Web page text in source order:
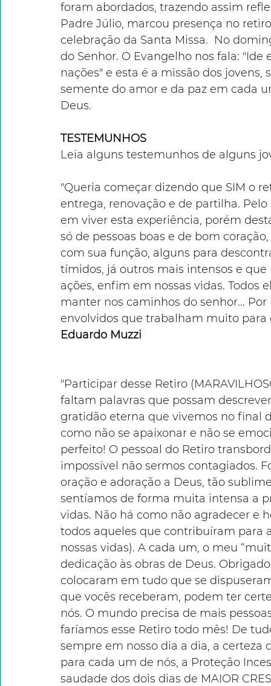
foram abordados, trazendo assim
Padre Júlio, marcou presença no
celebração da Santa Missa.  No
do Senhor. O Evangelho nos fala:
nações" e esta é a missão dos
semente do amor e da paz em cada
Deus.
TESTEMUNHOS
Leia alguns testemunhos de alguns
"Queria começar dizendo que SIM o
entrega, renovação e de partilha.
em viver esta experiência, porém
só de pessoas boas e de bom
com sua função, alguns para
tímidos, já outros mais intensos e
ações, enfim em nossas vidas.
manter nos caminhos do senhor...
envolvidos que trabalham muito para
Eduardo Muzzi
"Participar desse Retiro
faltam palavras que possam
gratidão eterna que vivemos no final
como não se apaixonar e não se
perfeito! O pessoal do Retiro
impossível não sermos contagiados.
oração e adoração a Deus, tão
sentíamos de forma muita intensa a
vidas. Não há como não agradecer e
todos aqueles que contribuíram para
nossas vidas). A cada um, o meu
dedicação às obras de Deus.
colocaram em tudo que se
que vocês receberam, podem ter
nós. O mundo precisa de mais
faríamos esse Retiro todo mês! De
sempre em nosso dia a dia, a
para cada um de nós, a Proteção
saudade dos dois dias de MAIOR